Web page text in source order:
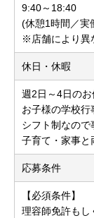
9:40～18:40
(休憩1時間／実
※店舗により異
休日・休暇
週2日～4日の
お子様の学校行
シフト制なので
子育て・家事と
応募条件
【必須条件】
理容師免許もし